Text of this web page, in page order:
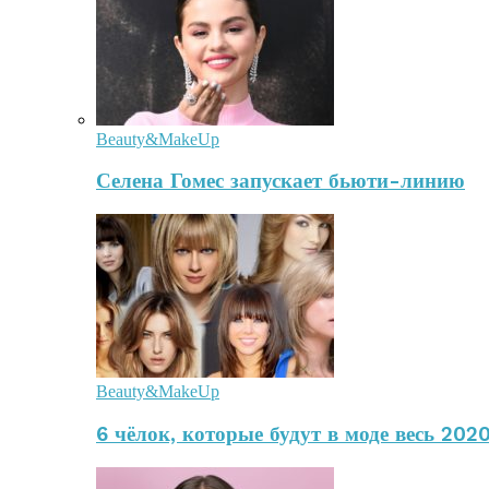
Beauty&MakeUp
Селена Гомес запускает бьюти-линию
Beauty&MakeUp
6 чёлок, которые будут в моде весь